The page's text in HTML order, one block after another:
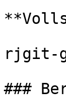
rjgit-
###